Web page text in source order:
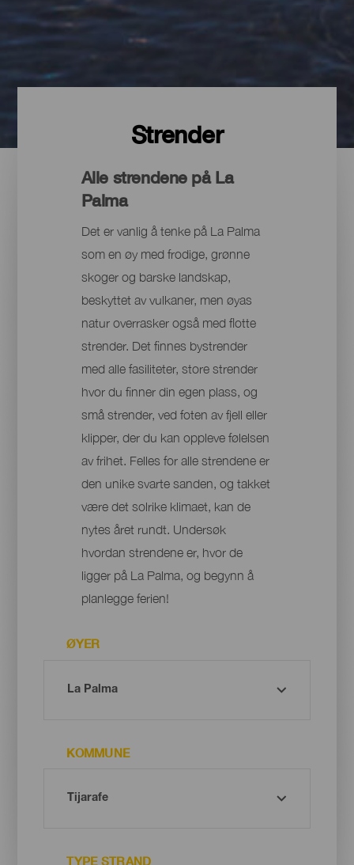
Strender
Alle strendene på La
Palma
Det er vanlig å tenke på La Palma
som en øy med frodige, grønne
skoger og barske landskap,
beskyttet av vulkaner, men øyas
natur overrasker også med flotte
strender. Det finnes bystrender
med alle fasiliteter, store strender
hvor du finner din egen plass, og
små strender, ved foten av fjell eller
klipper, der du kan oppleve følelsen
av frihet. Felles for alle strendene er
den unike svarte sanden, og takket
være det solrike klimaet, kan de
nytes året rundt. Undersøk
hvordan strendene er, hvor de
ligger på La Palma, og begynn å
planlegge ferien!
ØYER
KOMMUNE
TYPE STRAND